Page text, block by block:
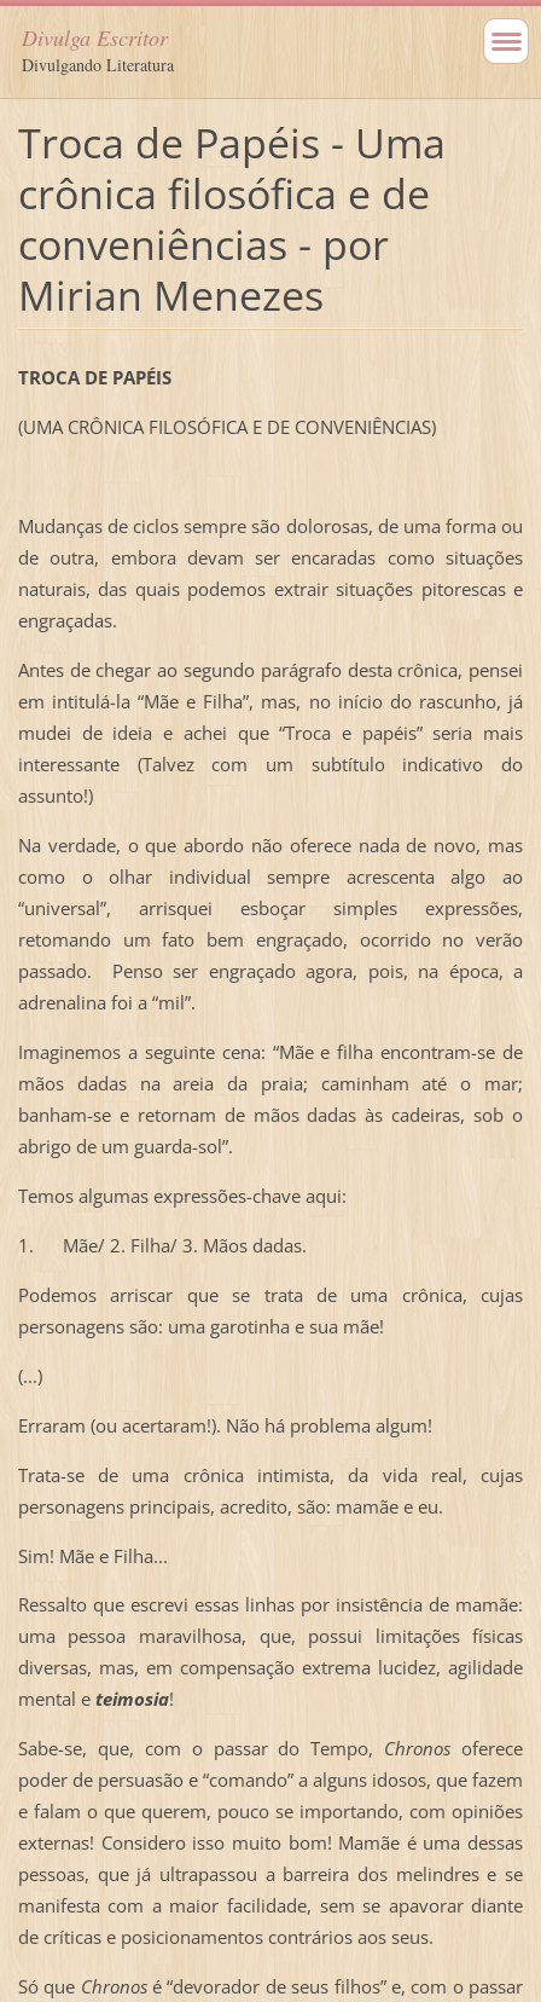
Divulga Escritor
Divulgando Literatura
Troca de Papéis - Uma
crônica filosófica e de
conveniências - por
Mirian Menezes
TROCA DE PAPÉIS
(UMA CRÔNICA FILOSÓFICA E DE CONVENIÊNCIAS)
Mudanças de ciclos sempre são dolorosas, de uma forma ou
de outra, embora devam ser encaradas como situações
naturais, das quais podemos extrair situações pitorescas e
engraçadas.
Antes de chegar ao segundo parágrafo desta crônica, pensei
em intitulá-la “Mãe e Filha”, mas, no início do rascunho, já
mudei de ideia e achei que “Troca e papéis” seria mais
interessante (Talvez com um subtítulo indicativo do
assunto!)
Na verdade, o que abordo não oferece nada de novo, mas
como o olhar individual sempre acrescenta algo ao
“universal”, arrisquei esboçar simples expressões,
retomando um fato bem engraçado, ocorrido no verão
passado. Penso ser engraçado agora, pois, na época, a
adrenalina foi a “mil”.
Imaginemos a seguinte cena: “Mãe e filha encontram-se de
mãos dadas na areia da praia; caminham até o mar;
banham-se e retornam de mãos dadas às cadeiras, sob o
abrigo de um guarda-sol”.
Temos algumas expressões-chave aqui:
1. Mãe/ 2. Filha/ 3. Mãos dadas.
Podemos arriscar que se trata de uma crônica, cujas
personagens são: uma garotinha e sua mãe!
(...)
Erraram (ou acertaram!). Não há problema algum!
Trata-se de uma crônica intimista, da vida real, cujas
personagens principais, acredito, são: mamãe e eu.
Sim! Mãe e Filha...
Ressalto que escrevi essas linhas por insistência de mamãe:
uma pessoa maravilhosa, que, possui limitações físicas
diversas, mas, em compensação extrema lucidez, agilidade
mental e teimosia!
Sabe-se, que, com o passar do Tempo, Chronosoferece
poder de persuasão e “comando” a alguns idosos, que fazem
e falam o que querem, pouco se importando, com opiniões
externas! Considero isso muito bom! Mamãe é uma dessas
pessoas, que já ultrapassou a barreira dos melindres e se
manifesta com a maior facilidade, sem se apavorar diante
de críticas e posicionamentos contrários aos seus.
Só que Chronosé “devorador de seus filhos” e, com o passar